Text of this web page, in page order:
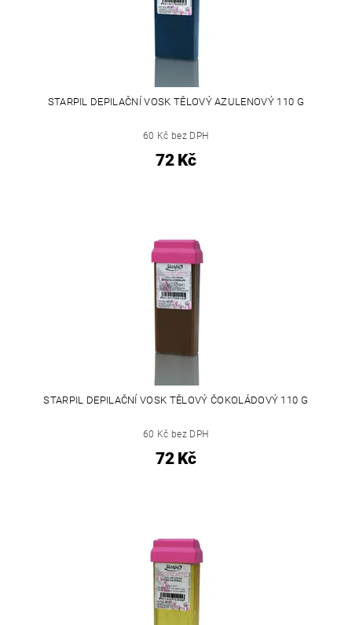
STARPIL DEPILAČNÍ VOSK TĚLOVÝ AZULENOVÝ 110 G
60 Kč bez DPH
72 Kč
STARPIL DEPILAČNÍ VOSK TĚLOVÝ ČOKOLÁDOVÝ 110 G
60 Kč bez DPH
72 Kč